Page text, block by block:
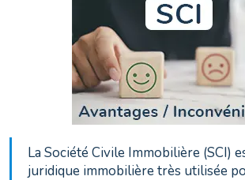
La Société Civile Immobilière (SCI)
juridique immobilière très utilisée